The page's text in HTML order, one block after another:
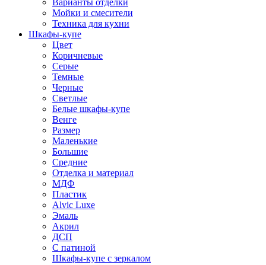
Варианты отделки
Мойки и смесители
Техника для кухни
Шкафы-купе
Цвет
Коричневые
Серые
Темные
Черные
Светлые
Белые шкафы-купе
Венге
Размер
Маленькие
Большие
Средние
Отделка и материал
МДФ
Пластик
Alvic Luxe
Эмаль
Акрил
ДСП
С патиной
Шкафы-купе с зеркалом